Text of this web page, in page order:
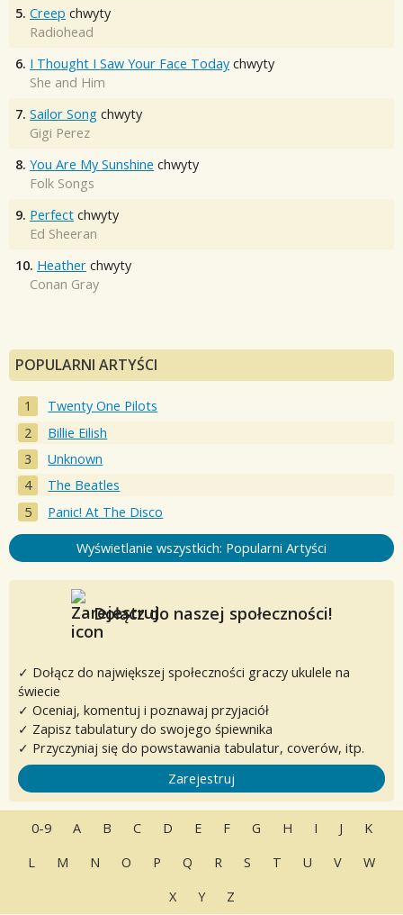
5. Creep chwyty
Radiohead
6. I Thought I Saw Your Face Today chwyty
She and Him
7. Sailor Song chwyty
Gigi Perez
8. You Are My Sunshine chwyty
Folk Songs
9. Perfect chwyty
Ed Sheeran
10. Heather chwyty
Conan Gray
POPULARNI ARTYŚCI
Twenty One Pilots
Billie Eilish
Unknown
The Beatles
Panic! At The Disco
Wyświetlanie wszystkich: Popularni Artyści
Dołącz do naszej społeczności!
✓ Dołącz do największej społeczności graczy ukulele na
świecie
✓ Oceniaj, komentuj i poznawaj przyjaciół
✓ Zapisz tabulatury do swojego śpiewnika
✓ Przyczyniaj się do powstawania tabulatur, coverów, itp.
Zarejestruj
0-9 A B C D E F G H I J
K
L
M N O P Q R S T U V
W
X
Y Z